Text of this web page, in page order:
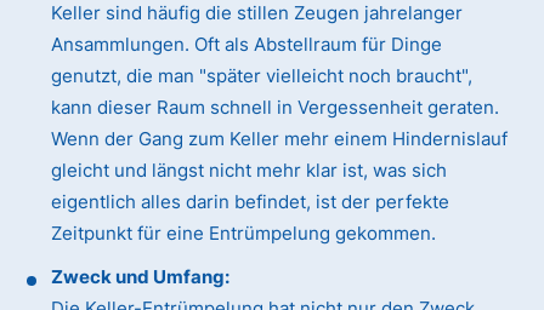
Keller sind häufig die stillen Zeugen jahrelanger
Ansammlungen. Oft als Abstellraum für Dinge
genutzt, die man "später vielleicht noch braucht",
kann dieser Raum schnell in Vergessenheit geraten.
Wenn der Gang zum Keller mehr einem Hindernislauf
gleicht und längst nicht mehr klar ist, was sich
eigentlich alles darin befindet, ist der perfekte
Zeitpunkt für eine Entrümpelung gekommen.
Zweck und Umfang: